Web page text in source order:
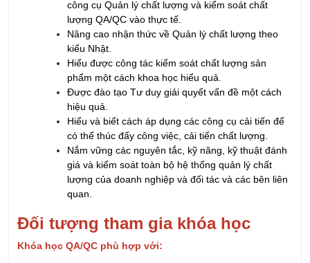
công cụ Quản lý chất lượng và kiểm soát chất
lượng QA/QC vào thực tế.
Nâng cao nhận thức về Quản lý chất lượng theo
kiểu Nhật.
Hiểu được công tác kiểm soát chất lượng sản
phẩm một cách khoa học hiểu quả.
Được đào tạo Tư duy giải quyết vấn đề một cách
hiệu quả.
Hiểu và biết cách áp dụng các công cụ cải tiến để
có thể thúc đẩy công việc, cải tiến chất lượng.
Nắm vững các nguyên tắc, kỹ năng, kỹ thuật đánh
giá và kiểm soát toàn bộ hệ thống quản lý chất
lượng của doanh nghiệp và đối tác và các bên liên
quan.
Đối tượng tham gia khóa học
Khóa học QA/QC phù hợp với: